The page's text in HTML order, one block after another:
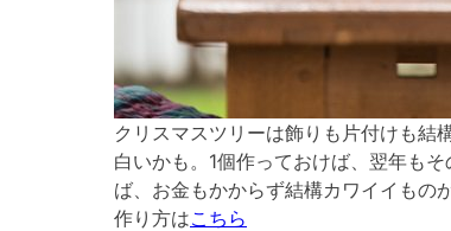
クリスマスツリーは飾りも片付けも
白いかも。1個作っておけば、翌年も
ば、お金もかからず結構カワイイもの
作り方はこちら